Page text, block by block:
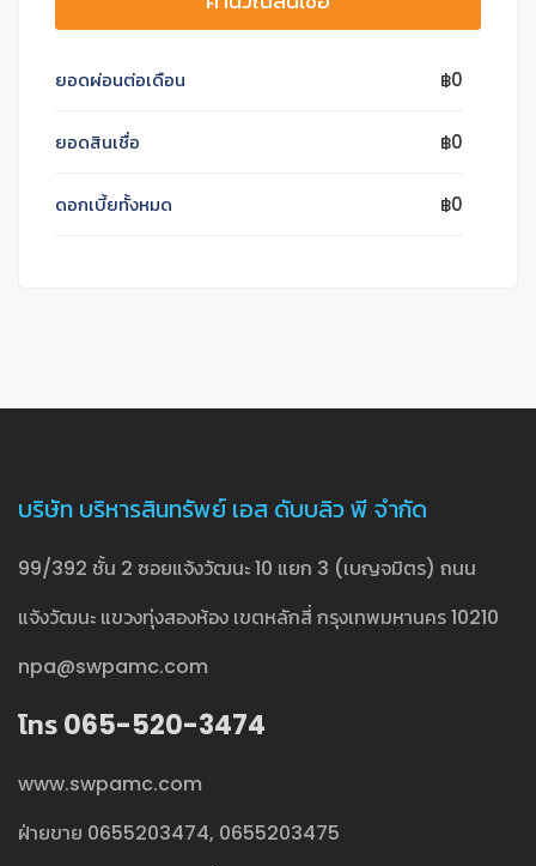
ยอดผ่อนต่อเดือน ฿0
ยอดสินเชื่อ ฿0
ดอกเบี้ยทั้งหมด ฿0
บริษัท บริหารสินทรัพย์ เอส ดับบลิว พี จำกัด
99/392 ชั้น 2 ซอยแจ้งวัฒนะ 10 แยก 3 (เบญจมิตร) ถนน
แจ้งวัฒนะ แขวงทุ่งสองห้อง เขตหลักสี่ กรุงเทพมหานคร 10210
npa@swpamc.com
โทร 065-520-3474
www.swpamc.com
ฝ่ายขาย 0655203474, 0655203475